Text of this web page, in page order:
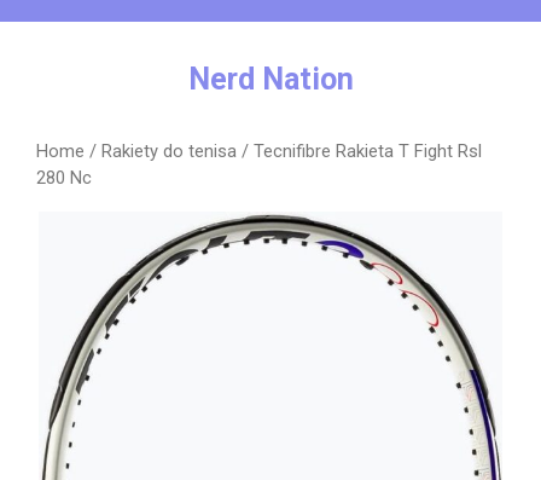
Nerd Nation
Home / Rakiety do tenisa / Tecnifibre Rakieta T Fight Rsl
280 Nc